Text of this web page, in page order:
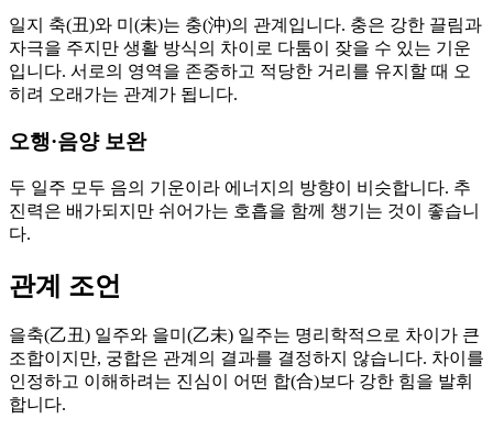
일지 축(丑)와 미(未)는 충(沖)의 관계입니다. 충은 강한 끌림과
자극을 주지만 생활 방식의 차이로 다툼이 잦을 수 있는 기운
입니다. 서로의 영역을 존중하고 적당한 거리를 유지할 때 오
히려 오래가는 관계가 됩니다.
오행·음양 보완
두 일주 모두 음의 기운이라 에너지의 방향이 비슷합니다. 추
진력은 배가되지만 쉬어가는 호흡을 함께 챙기는 것이 좋습니
다.
관계 조언
을축(乙丑) 일주와 을미(乙未) 일주는 명리학적으로 차이가 큰
조합이지만, 궁합은 관계의 결과를 결정하지 않습니다. 차이를
인정하고 이해하려는 진심이 어떤 합(合)보다 강한 힘을 발휘
합니다.